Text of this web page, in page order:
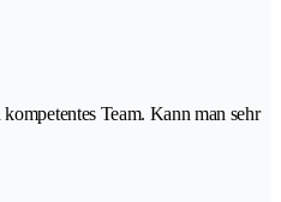
Team. Kann man sehr